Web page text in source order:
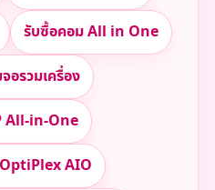
รับซื้อคอม All in One
อรวมเครื่อง
All-in-One
AIO